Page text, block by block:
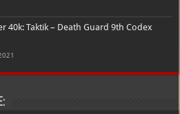
40k: Taktik – Death Guard 9th Codex